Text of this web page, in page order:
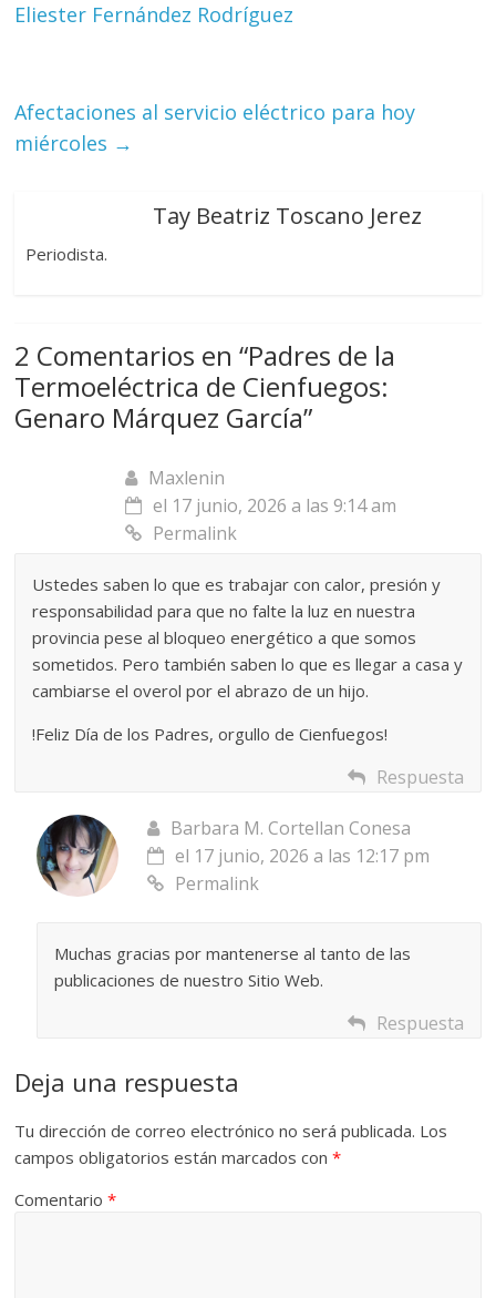
Eliester Fernández Rodríguez
Afectaciones al servicio eléctrico para hoy
miércoles →
Tay Beatriz Toscano Jerez
Periodista.
2 Comentarios en “Padres de la
Termoeléctrica de Cienfuegos:
Genaro Márquez García”
Maxlenin
el 17 junio, 2026 a las 9:14 am
Permalink
Ustedes saben lo que es trabajar con calor, presión y
responsabilidad para que no falte la luz en nuestra
provincia pese al bloqueo energético a que somos
sometidos. Pero también saben lo que es llegar a casa y
cambiarse el overol por el abrazo de un hijo.
!Feliz Día de los Padres, orgullo de Cienfuegos!
Respuesta
Barbara M. Cortellan Conesa
el 17 junio, 2026 a las 12:17 pm
Permalink
Muchas gracias por mantenerse al tanto de las
publicaciones de nuestro Sitio Web.
Respuesta
Deja una respuesta
Tu dirección de correo electrónico no será publicada. Los
campos obligatorios están marcados con*
Comentario*